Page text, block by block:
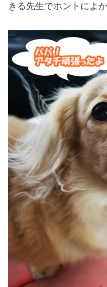
きる先生でホントによ